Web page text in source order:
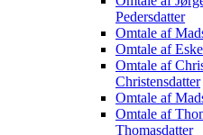
Pedersdatter
Omtale af
Omtale af
Omtale af
Christensdatter
Omtale af
Omtale af
Thomasdatter